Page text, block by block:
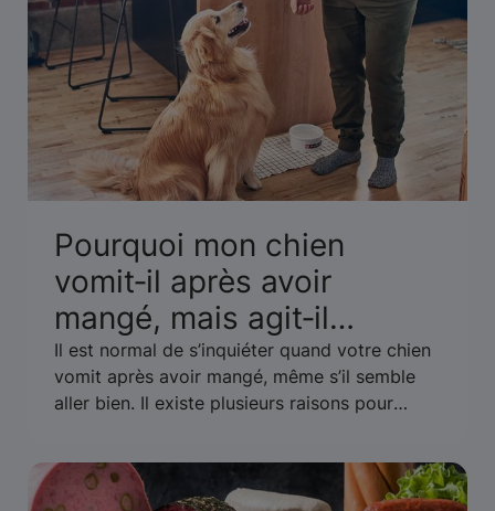
Pourquoi mon chien
vomit‑il après avoir
mangé, mais agit‑il
normalement ?
Il est normal de s’inquiéter quand votre chien
vomit après avoir mangé, même s’il semble
aller bien. Il existe plusieurs raisons pour
vétérinaire.